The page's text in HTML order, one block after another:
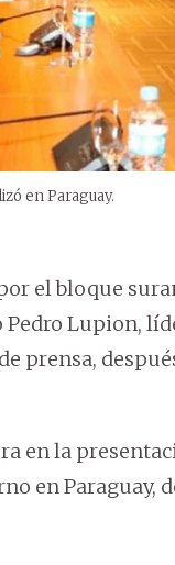
en Paraguay.
el bloque
Lupion,
prensa,
en la
en Paraguay,